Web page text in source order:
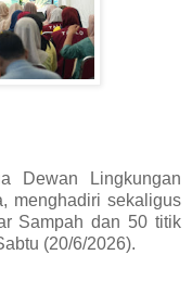
Dewan Lingkungan
menghadiri sekaligus
Sampah dan 50 titik
(20/6/2026).